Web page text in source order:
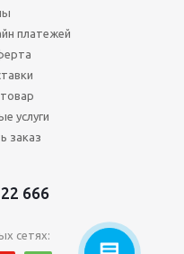
платежей
услуги
заказ
666
сетях: